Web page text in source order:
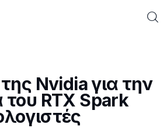
Nvidia για την
του RTX Spark